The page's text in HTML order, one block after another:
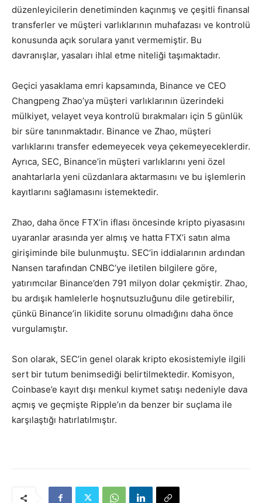
düzenleyicilerin denetiminden kaçınmış ve çeşitli finansal
transferler ve müşteri varlıklarının muhafazası ve kontrolü
konusunda açık sorulara yanıt vermemiştir. Bu
davranışlar, yasaları ihlal etme niteliği taşımaktadır.
Geçici yasaklama emri kapsamında, Binance ve CEO
Changpeng Zhao’ya müşteri varlıklarının üzerindeki
mülkiyet, velayet veya kontrolü bırakmaları için 5 günlük
bir süre tanınmaktadır. Binance ve Zhao, müşteri
varlıklarını transfer edemeyecek veya çekemeyeceklerdir.
Ayrıca, SEC, Binance’in müşteri varlıklarını yeni özel
anahtarlarla yeni cüzdanlara aktarmasını ve bu işlemlerin
kayıtlarını sağlamasını istemektedir.
Zhao, daha önce FTX’in iflası öncesinde kripto piyasasını
uyaranlar arasında yer almış ve hatta FTX’i satın alma
girişiminde bile bulunmuştu. SEC’in iddialarının ardından
Nansen tarafından CNBC’ye iletilen bilgilere göre,
yatırımcılar Binance’den 791 milyon dolar çekmiştir. Zhao,
bu ardışık hamlelerle hoşnutsuzluğunu dile getirebilir,
çünkü Binance’in likidite sorunu olmadığını daha önce
vurgulamıştır.
Son olarak, SEC’in genel olarak kripto ekosistemiyle ilgili
sert bir tutum benimsediği belirtilmektedir. Komisyon,
Coinbase’e kayıt dışı menkul kıymet satışı nedeniyle dava
açmış ve geçmişte Ripple’ın da benzer bir suçlama ile
karşılaştığı hatırlatılmıştır.